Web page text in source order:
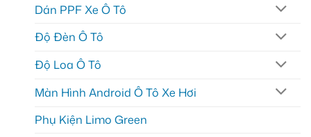
Dán PPF Xe Ô Tô
Độ Đèn Ô Tô
Độ Loa Ô Tô
Màn Hình Android Ô Tô Xe Hơi
Phụ Kiện Limo Green